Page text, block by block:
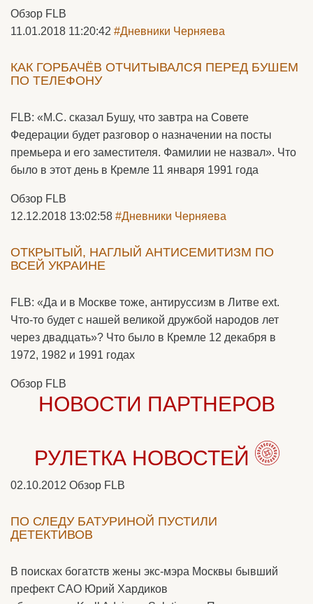
Обзор FLB
11.01.2018 11:20:42 #Дневники Черняева
КАК ГОРБАЧЁВ ОТЧИТЫВАЛСЯ ПЕРЕД БУШЕМ
ПО ТЕЛЕФОНУ
FLB: «М.С. сказал Бушу, что завтра на Совете
Федерации будет разговор о назначении на посты
премьера и его заместителя. Фамилии не назвал». Что
было в этот день в Кремле 11 января 1991 года
Обзор FLB
12.12.2018 13:02:58 #Дневники Черняева
ОТКРЫТЫЙ, НАГЛЫЙ АНТИСЕМИТИЗМ ПО
ВСЕЙ УКРАИНЕ
FLB: «Да и в Москве тоже, антируссизм в Литве ext.
Что-то будет с нашей великой дружбой народов лет
через двадцать»? Что было в Кремле 12 декабря в
1972, 1982 и 1991 годах
Обзор FLB
НОВОСТИ ПАРТНЕРОВ
РУЛЕТКА НОВОСТЕЙ
02.10.2012 Обзор FLB
ПО СЛЕДУ БАТУРИНОЙ ПУСТИЛИ
ДЕТЕКТИВОВ
В поисках богатств жены экс-мэра Москвы бывший
префект САО Юрий Хардиков